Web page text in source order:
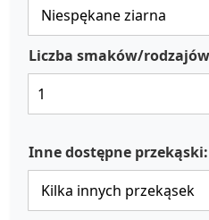
Liczba smaków/
Inne dostępne przekąski: